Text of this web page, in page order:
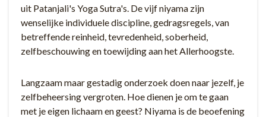
uit Patanjali's Yoga Sutra's. De vijf niyama zijn
wenselijke individuele discipline, gedragsregels, van
betreffende reinheid, tevredenheid, soberheid,
zelfbeschouwing en toewijding aan het Allerhoogste.
Langzaam maar gestadig onderzoek doen naar jezelf, je
zelfbeheersing vergroten. Hoe dienen je om te gaan
met je eigen lichaam en geest? Niyama is de beoefening